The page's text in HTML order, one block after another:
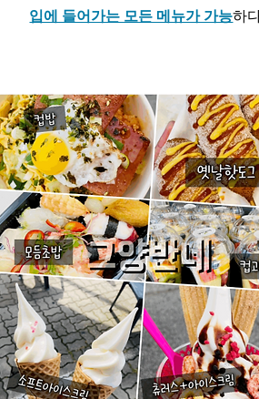
입에 들어가는 모든 메뉴가 가능하